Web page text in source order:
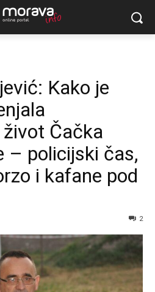
Kako je
Čačka
– policijski čas,
i kafane pod
2